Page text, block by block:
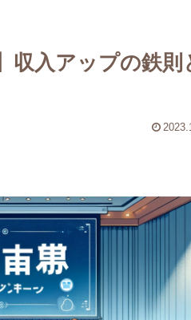
収入アップの鉄則